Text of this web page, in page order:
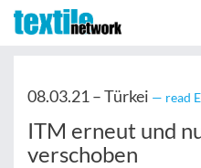
08.03.21 –Türkei — read
ITM erneut und
verschoben